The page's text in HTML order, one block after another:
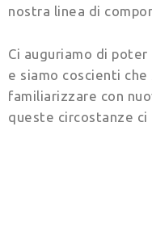
nostra linea di
Ci auguriamo di
e siamo coscienti
familiarizzare con
queste circostanze ci